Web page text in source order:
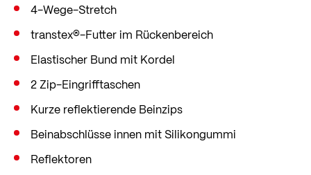
4-Wege-Stretch
transtex®-Futter im Rückenbereich
Elastischer Bund mit Kordel
2 Zip-Eingrifftaschen
Kurze reflektierende Beinzips
Beinabschlüsse innen mit Silikongummi
Reflektoren